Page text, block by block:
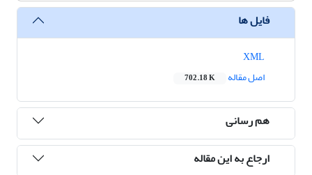
فایل ها
اصل مقاله
702.18 K
هم رسانی
ارجاع به این مقاله